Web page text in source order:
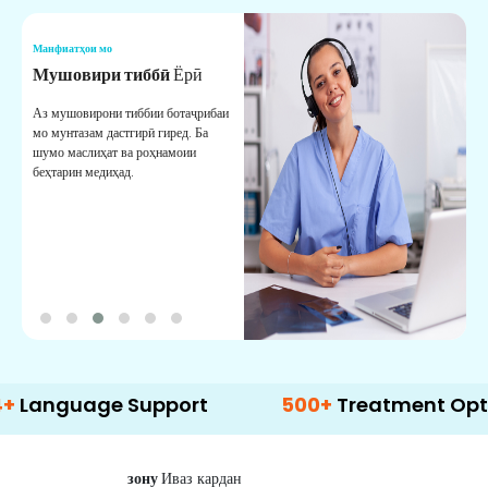
Манфиатҳои мо
Мушовири тиббӣЁрӣ
Аз мушовирони тиббии ботаҷрибаи
мо мунтазам дастгирӣ гиред. Ба
шумо маслиҳат ва роҳнамоии
беҳтарин медиҳад.
Support 500+ Treatment Options
зонуИваз кардан